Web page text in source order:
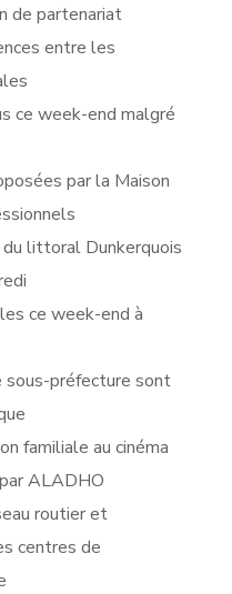
de partenariat
entre les
ce week-end malgré
par la Maison
littoral Dunkerquois
ce week-end à
préfecture sont
familiale au cinéma
ALADHO
routier et
centres de